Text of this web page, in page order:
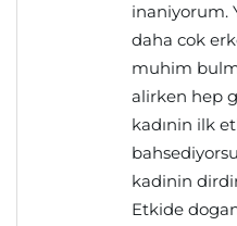
inaniyorum.
daha cok
muhim
alirken hep
kadınin ilk
kadinin
Etkide